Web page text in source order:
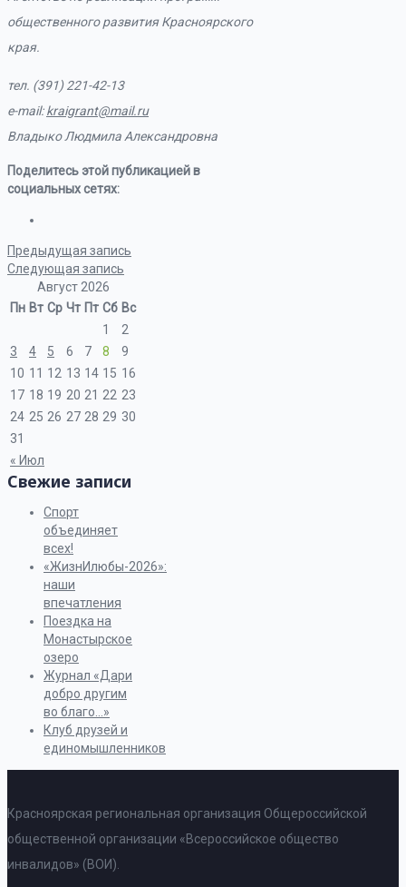
общественного развития Красноярского
края.
тел. (391) 221-42-13
e-mail:kraigrant@mail.ru
Владыко Людмила Александровна
Поделитесь этой публикацией в
социальных сетях:
Предыдущая запись
Следующая запись
Август 2026
Пн Вт Ср Чт Пт Сб Вс
« Июл
1
2
3
4 5 6 7 8
9
10 11 12 13 14 15 16
17 18 19 20 21 22 23
24 25 26 27 28 29 30
31
Свежие записи
Спорт
объединяет
всех!
«ЖизнИлюбы-2026»:
наши
впечатления
Поездка на
Монастырское
озеро
Журнал «Дари
добро другим
во благо…»
Клуб друзей и
единомышленников
Красноярская региональная организация Общероссийской
общественной организации «Всероссийское общество
инвалидов» (ВОИ).